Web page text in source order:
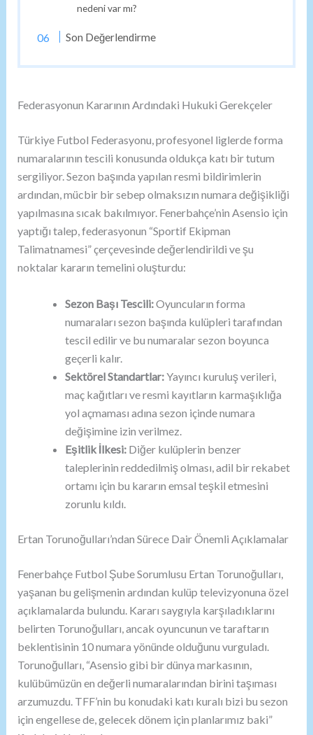
nedeni var mı?
Son Değerlendirme
Federasyonun Kararının Ardındaki Hukuki Gerekçeler
Türkiye Futbol Federasyonu, profesyonel liglerde forma
numaralarının tescili konusunda oldukça katı bir tutum
sergiliyor. Sezon başında yapılan resmi bildirimlerin
ardından, mücbir bir sebep olmaksızın numara değişikliği
yapılmasına sıcak bakılmıyor. Fenerbahçe’nin Asensio için
yaptığı talep, federasyonun “Sportif Ekipman
Talimatnamesi” çerçevesinde değerlendirildi ve şu
noktalar kararın temelini oluşturdu:
Sezon Başı Tescili:Oyuncuların forma
numaraları sezon başında kulüpleri tarafından
tescil edilir ve bu numaralar sezon boyunca
geçerli kalır.
Sektörel Standartlar:Yayıncı kuruluş verileri,
maç kağıtları ve resmi kayıtların karmaşıklığa
yol açmaması adına sezon içinde numara
değişimine izin verilmez.
Eşitlik İlkesi:Diğer kulüplerin benzer
taleplerinin reddedilmiş olması, adil bir rekabet
ortamı için bu kararın emsal teşkil etmesini
zorunlu kıldı.
Ertan Torunoğulları’ndan Sürece Dair Önemli Açıklamalar
Fenerbahçe Futbol Şube Sorumlusu Ertan Torunoğulları,
yaşanan bu gelişmenin ardından kulüp televizyonuna özel
açıklamalarda bulundu. Kararı saygıyla karşıladıklarını
belirten Torunoğulları, ancak oyuncunun ve taraftarın
beklentisinin 10 numara yönünde olduğunu vurguladı.
Torunoğulları, “Asensio gibi bir dünya markasının,
kulübümüzün en değerli numaralarından birini taşıması
arzumuzdu. TFF’nin bu konudaki katı kuralı bizi bu sezon
için engellese de, gelecek dönem için planlarımız baki”